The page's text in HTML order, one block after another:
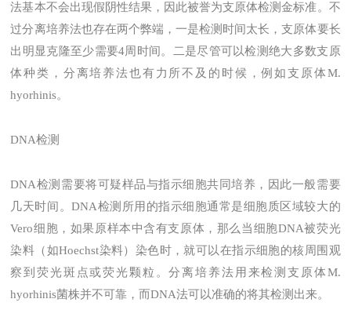
法基本不会出现假阴性结果，因此被誉为支原体检测金标准。不
过分离培养法也存在两个弊端，一是检测时间太长，支原体要长
出明显克隆至少需要4周时间。二是尽管可以检测绝大多数支原
体种类，分离培养法也有力所不及的时候，例如支原体M.
hyorhinis。
DNA检测
DNA检测需要将可疑样品与指示细胞共同培养，因此一般需要
几天时间。DNA检测所用的指示细胞通常是细胞质区域较大的
Vero细胞，如果原样本中含有支原体，那么当细胞DNA被荧光
染料（如Hoechst染料）染色时，就可以在指示细胞的核周围观
察到荧光斑点或荧光颗粒。分离培养法用来检测支原体M.
hyorhinis菌株并不可靠，而DNA法可以准确的将其检测出来。